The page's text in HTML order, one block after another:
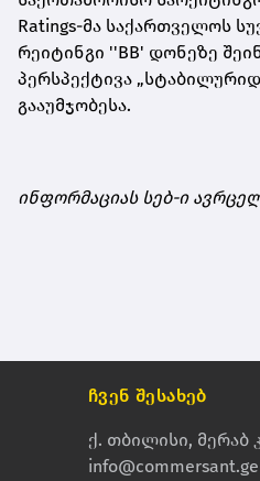
Ratings-მა საქართველოს
რეიტინგი ''BB' დონეზე
პერსპექტივა
გააუმჯობესა.
ინფორმაციას სებ-ი
ჩვენ შესახებ
ქ. თბილისი, მერაბ
info@commersant.ge